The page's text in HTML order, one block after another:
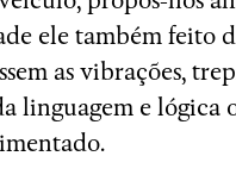
ele também feito
as vibrações,
linguagem e lógica